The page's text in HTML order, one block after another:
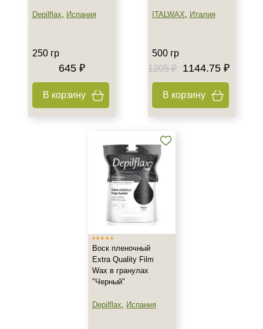
Для мужчин
Процедура
Депиляция
Depilflax, Испания
250 гр
645 ₽
В корзину
ITALWAX, Италия
500 гр
1205 ₽
1144.75 ₽
В корзину
Воск пленочный
Extra Quality Film
Wax в гранулах
"Черный"
Depilflax, Испания
+7 (495) 640-58-89
+7 (929) 933-09-89